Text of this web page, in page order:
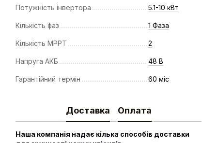
Потужність інвертора 5.1-10 кВт
Кількість фаз 1 Фаза
Кількість МРРТ 2
Напруга АКБ 48 В
Гарантійний термін 60 міс
Доставка Оплата
Наша компанія надає кілька способів доставки